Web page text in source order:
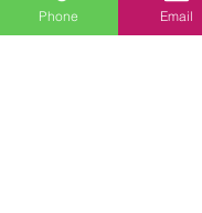
Blijven liggen terwijl
Phone Email